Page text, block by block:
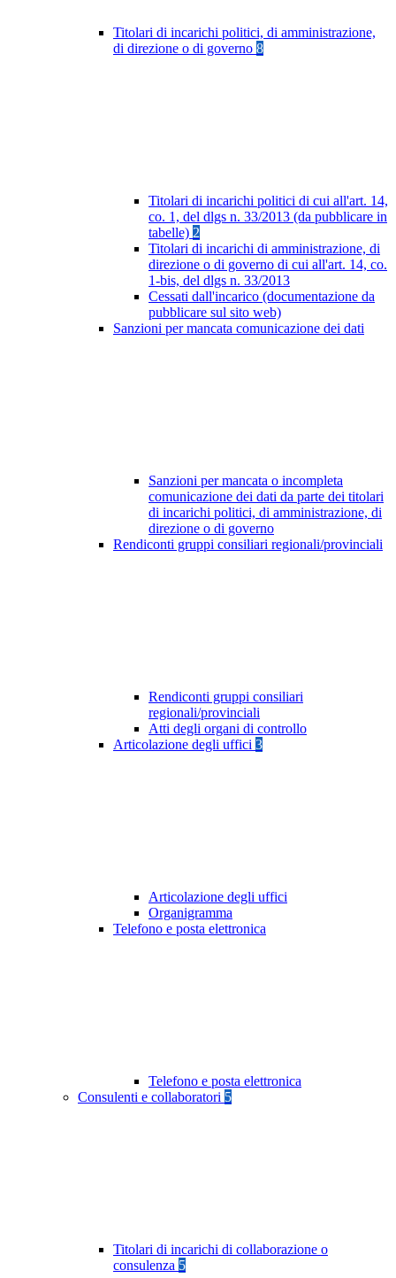
Titolari di incarichi politici, di amministrazione,
di direzione o di governo 8
Titolari di incarichi politici di cui all'art. 14,
co. 1, del dlgs n. 33/2013 (da pubblicare in
tabelle) 2
Titolari di incarichi di amministrazione, di
direzione o di governo di cui all'art. 14, co.
1-bis, del dlgs n. 33/2013
Cessati dall'incarico (documentazione da
pubblicare sul sito web)
Sanzioni per mancata comunicazione dei dati
Sanzioni per mancata o incompleta
comunicazione dei dati da parte dei titolari
di incarichi politici, di amministrazione, di
direzione o di governo
Rendiconti gruppi consiliari regionali/provinciali
Rendiconti gruppi consiliari
regionali/provinciali
Atti degli organi di controllo
Articolazione degli uffici 3
Articolazione degli uffici
Organigramma
Telefono e posta elettronica
Telefono e posta elettronica
Consulenti e collaboratori 5
Titolari di incarichi di collaborazione o
consulenza 5